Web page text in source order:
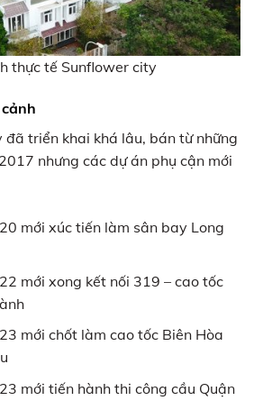
thực tế Sunflower city
đã triển khai khá lâu, bán từ những
nhưng các dự án phụ cận mới
mới xúc tiến làm sân bay Long
mới xong kết nối 319 – cao tốc
mới chốt làm cao tốc Biên Hòa
mới tiến hành thi công cầu Quận